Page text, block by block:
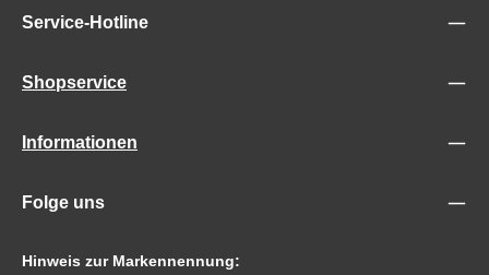
Service-Hotline
Shopservice
Informationen
Folge uns
Hinweis zur Markennennung: